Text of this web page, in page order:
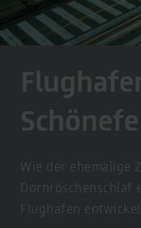
Wie der ehemalige
Dornröschenschlaf
Flughafen